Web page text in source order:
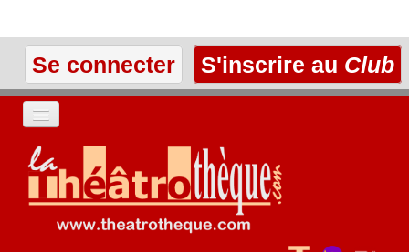
Se connecter S'inscrire au Club
ACCUEIL
LES TEXTES